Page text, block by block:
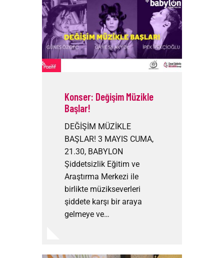
Konser: Değişim Müzikle
Başlar!
DEĞİŞİM MÜZİKLE
BAŞLAR! 3 MAYIS CUMA,
21.30, BABYLON
Şiddetsizlik Eğitim ve
Araştırma Merkezi ile
birlikte müzikseverleri
şiddete karşı bir araya
gelmeye ve…